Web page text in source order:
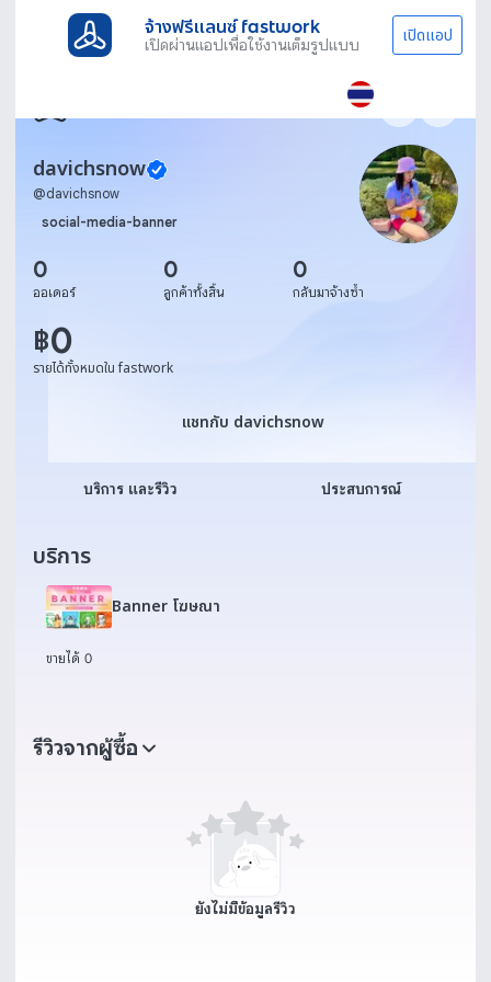
จ้างฟรีแลนซ์ fastwork
เปิดผ่านแอปเพื่อใช้งานเต็มรูปแบบ เปิดแอป
davichsnow
@davichsnow
social-media-banner
0
ออเดอร์
0
ลูกค้าทั้งสิ้น
0
กลับมาจ้างซ้ำ
฿0
รายได้ทั้งหมดใน fastwork
แชทกับ davichsnow
แชทกับ davichsnow
บริการ และรีวิว ประสบการณ์
บริการ
Banner โฆษณา
ขายได้ 0
รีวิวจากผู้ซื้อ
ยังไม่มีข้อมูลรีวิว